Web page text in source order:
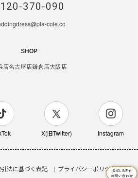
370-090
cole.co
SHOP
店名古屋店鎌倉店大阪店
X(旧Twitter) Instagram
法に基づく表記 プライバシーポリシー